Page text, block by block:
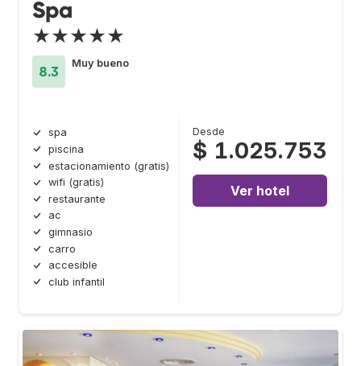
Spa
★★★★★
8.3
Muy bueno
spa
piscina
estacionamiento (gratis)
wifi (gratis)
restaurante
ac
gimnasio
carro
accesible
club infantil
Desde
$ 1.025.753
Ver hotel